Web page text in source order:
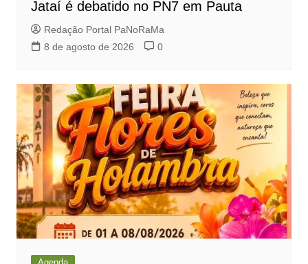
Jataí é debatido no PN7 em Pauta
Redação Portal PaNoRaMa
8 de agosto de 2026
0